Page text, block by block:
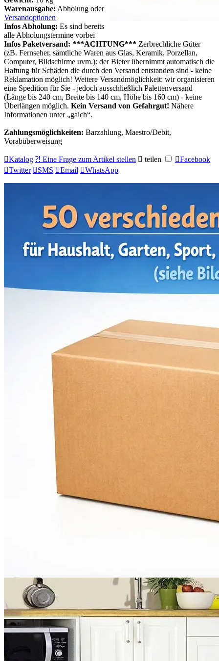
Warenausgabe: Abholung oder
Versandoptionen
Infos Abholung: Es sind bereits
alle Abholungstermine vorbei
Infos Paketversand: ***ACHTUNG*** Zerbrechliche Güter
(zB. Fernseher, sämtliche Waren aus Glas, Keramik, Porzellan,
Computer, Bildschirme uvm.): der Bieter übernimmt automatisch die
Haftung für Schäden die durch den Versand entstanden sind - keine
Reklamation möglich! Weitere Versandmöglichkeit: wir organisieren
eine Spedition für Sie - jedoch ausschließlich Palettenversand
(Länge bis 240 cm, Breite bis 140 cm, Höhe bis 160 cm) - keine
Überlängen möglich. Kein Versand von Gefahrgut! Nähere
Informationen unter
gaich .
Zahlungsmöglichkeiten: Barzahlung, Maestro/Debit,
Vorabüberweisung
Katalog ⁈ Eine Frage zum Artikel stellen  teilen Facebook
Twitter SMS Email WhatsApp